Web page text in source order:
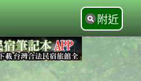
附近